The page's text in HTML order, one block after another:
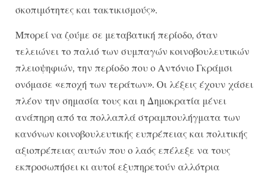
σκοπιμότητες και τακτικισμούς».
Μπορεί να ζούμε σε μεταβατική περίοδο, όταν
τελειώνει το παλιό των συμπαγών κοινοβουλευτικών
πλειοψηφιών, την περίοδο που ο Αντόνιο Γκράμσι
ονόμασε «εποχή των τεράτων». Οι λέξεις έχουν χάσει
πλέον την σημασία τους και η Δημοκρατία μένει
ανάπηρη από τα πολλαπλά στραμπουλήγματα των
κανόνων κοινοβουλευτικής ευπρέπειας και πολιτικής
αξιοπρέπειας αυτών που ο λαός επέλεξε να τους
εκπροσωπήσει κι αυτοί εξυπηρετούν αλλότρια